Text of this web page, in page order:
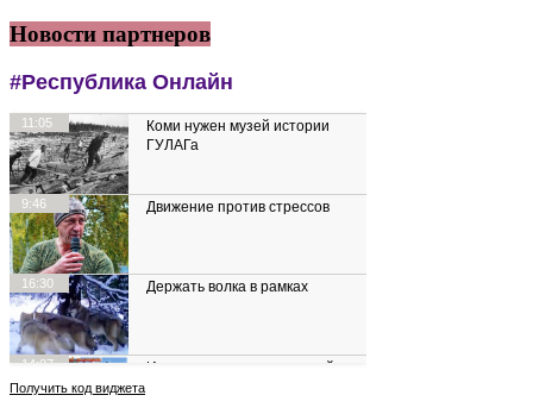
Новости партнеров